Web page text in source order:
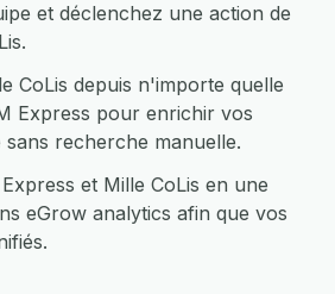
et déclenchez une action de
CoLis depuis n'importe quelle
Express pour enrichir vos
recherche manuelle.
et Mille CoLis en une
eGrow analytics afin que vos